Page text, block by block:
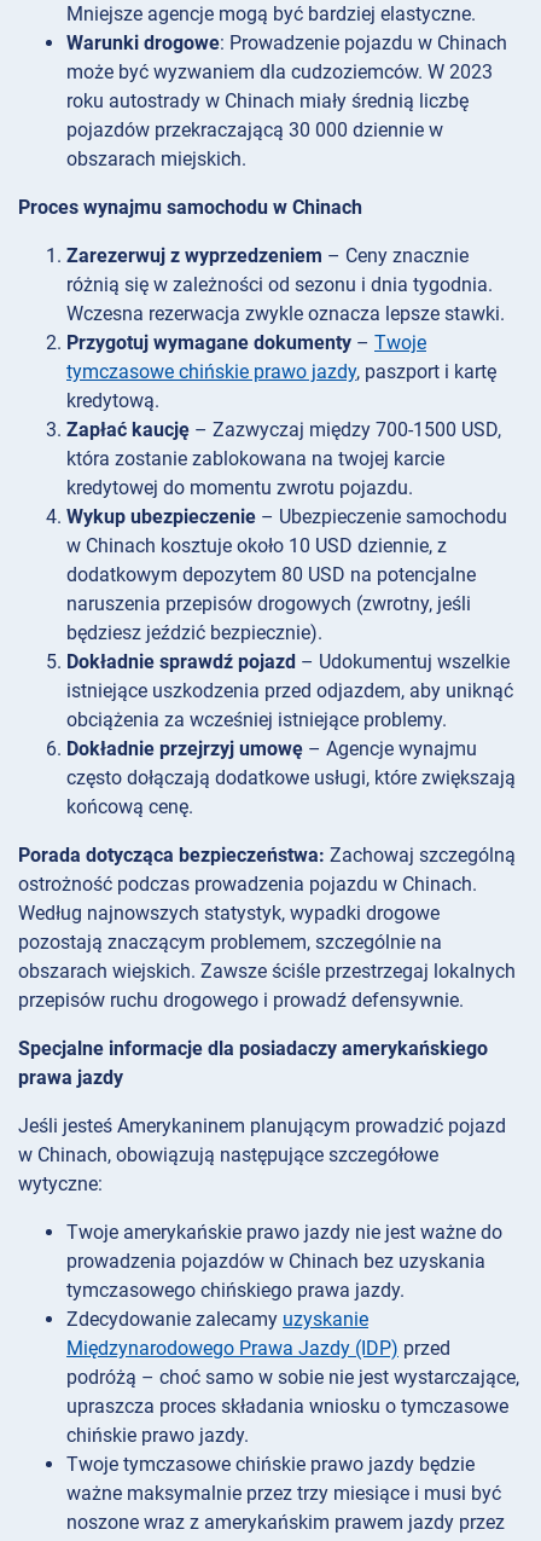
Mniejsze agencje mogą być bardziej elastyczne.
Warunki drogowe: Prowadzenie pojazdu w Chinach
może być wyzwaniem dla cudzoziemców. W 2023
roku autostrady w Chinach miały średnią liczbę
pojazdów przekraczającą 30 000 dziennie w
obszarach miejskich.
Proces wynajmu samochodu w Chinach
Zarezerwuj z wyprzedzeniem – Ceny znacznie
różnią się w zależności od sezonu i dnia tygodnia.
Wczesna rezerwacja zwykle oznacza lepsze stawki.
Przygotuj wymagane dokumenty – Twoje
tymczasowe chińskie prawo jazdy, paszport i kartę
kredytową.
Zapłać kaucję – Zazwyczaj między 700-1500 USD,
która zostanie zablokowana na twojej karcie
kredytowej do momentu zwrotu pojazdu.
Wykup ubezpieczenie – Ubezpieczenie samochodu
w Chinach kosztuje około 10 USD dziennie, z
dodatkowym depozytem 80 USD na potencjalne
naruszenia przepisów drogowych (zwrotny, jeśli
będziesz jeździć bezpiecznie).
Dokładnie sprawdź pojazd – Udokumentuj wszelkie
istniejące uszkodzenia przed odjazdem, aby uniknąć
obciążenia za wcześniej istniejące problemy.
Dokładnie przejrzyj umowę – Agencje wynajmu
często dołączają dodatkowe usługi, które zwiększają
końcową cenę.
Porada dotycząca bezpieczeństwa: Zachowaj szczególną
ostrożność podczas prowadzenia pojazdu w Chinach.
Według najnowszych statystyk, wypadki drogowe
pozostają znaczącym problemem, szczególnie na
obszarach wiejskich. Zawsze ściśle przestrzegaj lokalnych
przepisów ruchu drogowego i prowadź defensywnie.
Specjalne informacje dla posiadaczy amerykańskiego
prawa jazdy
Jeśli jesteś Amerykaninem planującym prowadzić pojazd
w Chinach, obowiązują następujące szczegółowe
wytyczne:
Twoje amerykańskie prawo jazdy nie jest ważne do
prowadzenia pojazdów w Chinach bez uzyskania
tymczasowego chińskiego prawa jazdy.
Zdecydowanie zalecamy uzyskanie
Międzynarodowego Prawa Jazdy (IDP) przed
podróżą – choć samo w sobie nie jest wystarczające,
upraszcza proces składania wniosku o tymczasowe
chińskie prawo jazdy.
Twoje tymczasowe chińskie prawo jazdy będzie
ważne maksymalnie przez trzy miesiące i musi być
noszone wraz z amerykańskim prawem jazdy przez